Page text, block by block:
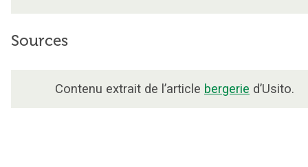
Sources
Contenu extrait de l’article bergerie d’Usito.